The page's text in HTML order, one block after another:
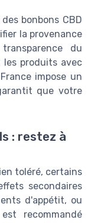
bonbons CBD
la provenance
du
les produits avec
impose un
que votre
: restez à
toléré, certains
secondaires
d'appétit, ou
recommandé